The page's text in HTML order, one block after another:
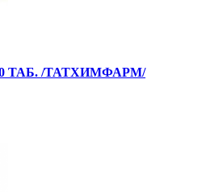
ТАБ. /ТАТХИМФАРМ/